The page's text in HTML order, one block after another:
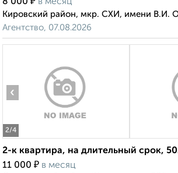
8 000 в месяц
Кировский район, мкр. СХИ, имени В.И.
Агентство, 07.08.2026
2/4
‹
2-к квартира, на длительный срок,
11 000 ₽ в месяц